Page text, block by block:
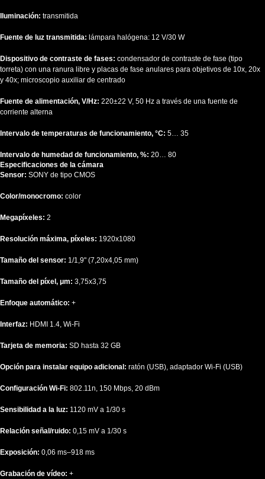
Iluminación: transmitida
Fuente de luz transmitida: lámpara halógena: 12 V/30 W
Dispositivo de contraste de fases: condensador de contraste de fase (tipo
torreta) con una ranura libre y placas de fase anulares para objetivos de 10x, 20x
y 40x; microscopio auxiliar de centrado
Fuente de alimentación, V/Hz: 220±22 V, 50 Hz a través de una fuente de
corriente alterna
Intervalo de temperaturas de funcionamiento, °C: 5… 35
Intervalo de humedad de funcionamiento, %: 20… 80
Especificaciones de la cámara
Sensor: SONY de tipo CMOS
Color/monocromo: color
Megapíxeles: 2
Resolución máxima, píxeles: 1920x1080
Tamaño del sensor: 1/1,9" (7,20x4,05 mm)
Tamaño del píxel, μm: 3,75x3,75
Enfoque automático: +
Interfaz: HDMI 1.4, Wi-Fi
Tarjeta de memoria: SD hasta 32 GB
Opción para instalar equipo adicional: ratón (USB), adaptador Wi-Fi (USB)
Configuración Wi-Fi: 802.11n, 150 Mbps, 20 dBm
Sensibilidad a la luz: 1120 mV a 1/30 s
Relación señal/ruido: 0,15 mV a 1/30 s
Exposición: 0,06 ms–918 ms
Grabación de vídeo: +